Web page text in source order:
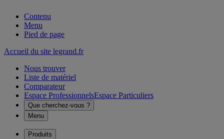
Contenu
Menu
Pied de page
Accueil du site legrand.fr
Nous trouver
Liste de matériel
Comparateur
Espace ProfessionnelsEspace Particuliers
Que cherchez-vous ?
Menu
Produits